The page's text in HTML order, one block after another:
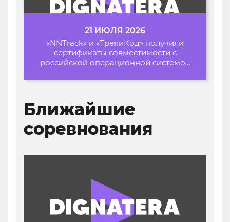
21 ИЮЛЯ 2026
«NNTrack» и «ТрекиКод» получили
сертификаты совместимости с
российской операционной системой
Ближайшие
соревнования